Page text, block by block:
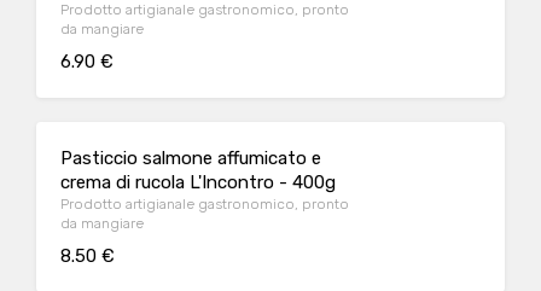
Prodotto artigianale gastronomico, pronto
da mangiare
6.90 €
Pasticcio salmone affumicato e
crema di rucola L'Incontro - 400g
Prodotto artigianale gastronomico, pronto
da mangiare
8.50 €